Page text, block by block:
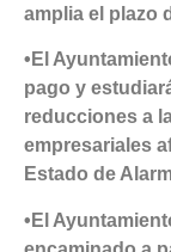
amplia el plazo
•El
pago y
reducciones a
empresariales
Estado de
•El